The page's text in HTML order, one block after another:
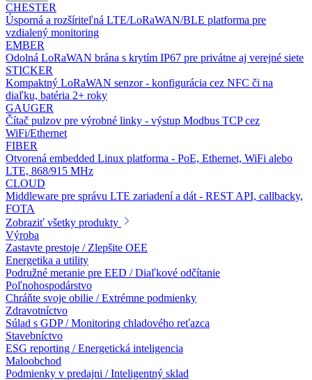
CHESTER
Úsporná a rozšíriteľná LTE/LoRaWAN/BLE platforma pre
vzdialený monitoring
EMBER
Odolná LoRaWAN brána s krytím IP67 pre privátne aj verejné siete
STICKER
Kompaktný LoRaWAN senzor - konfigurácia cez NFC či na
diaľku, batéria 2+ roky
GAUGER
Čítač pulzov pre výrobné linky - výstup Modbus TCP cez
WiFi/Ethernet
FIBER
Otvorená embedded Linux platforma - PoE, Ethernet, WiFi alebo
LTE, 868/915 MHz
CLOUD
Middleware pre správu LTE zariadení a dát - REST API, callbacky,
FOTA
Zobraziť všetky produkty
Výroba
Zastavte prestoje / Zlepšite OEE
Energetika a utility
Podružné meranie pre EED / Diaľkové odčítanie
Poľnohospodárstvo
Chráňte svoje obilie / Extrémne podmienky
Zdravotníctvo
Súlad s GDP / Monitoring chladového reťazca
Stavebníctvo
ESG reporting / Energetická inteligencia
Maloobchod
Podmienky v predajni / Inteligentný sklad